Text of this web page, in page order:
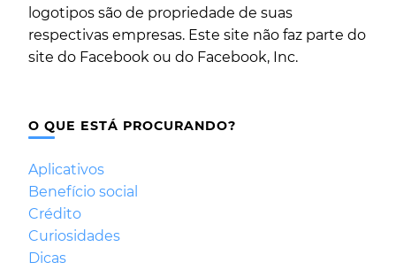
logotipos são de propriedade de suas
respectivas empresas. Este site não faz parte do
site do Facebook ou do Facebook, Inc.
O QUE ESTÁ PROCURANDO?
Aplicativos
Benefício social
Crédito
Curiosidades
Dicas